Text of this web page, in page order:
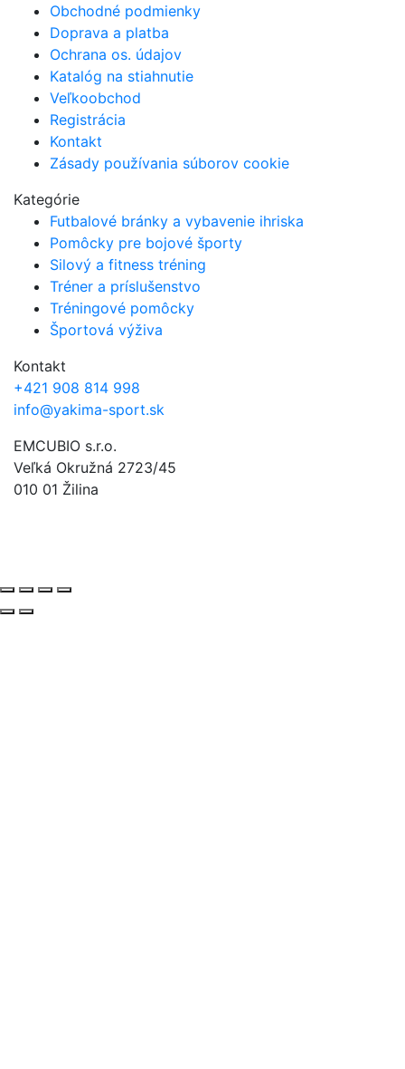
Obchodné podmienky
Doprava a platba
Ochrana os. údajov
Katalóg na stiahnutie
Veľkoobchod
Registrácia
Kontakt
Zásady používania súborov cookie
Kategórie
Futbalové bránky a vybavenie ihriska
Pomôcky pre bojové športy
Silový a fitness tréning
Tréner a príslušenstvo
Tréningové pomôcky
Športová výživa
Kontakt
+421 908 814 998
info@yakima-sport.sk
EMCUBIO s.r.o.
Veľká Okružná 2723/45
010 01 Žilina